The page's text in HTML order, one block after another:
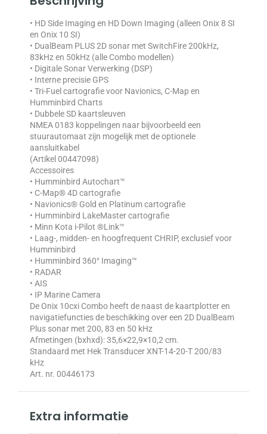
• HD Side Imaging en HD Down Imaging (alleen Onix 8 SI
en Onix 10 SI)
• DualBeam PLUS 2D sonar met SwitchFire 200kHz,
83kHz en 50kHz (alle Combo modellen)
• Digitale Sonar Verwerking (DSP)
• Interne precisie GPS
• Tri-Fuel cartografie voor Navionics, C-Map en
Humminbird Charts
• Dubbele SD kaartsleuven
NMEA 0183 koppelingen naar bijvoorbeeld een
stuurautomaat zijn mogelijk met de optionele
aansluitkabel
(Artikel 00447098)
Accessoires
• Humminbird Autochart™
• C-Map® 4D cartografie
• Navionics® Gold en Platinum cartografie
• Humminbird LakeMaster cartografie
• Minn Kota i-Pilot ®Link™
• Laag-, midden- en hoogfrequent CHRIP, exclusief voor
Humminbird
• Humminbird 360° Imaging™
• RADAR
• AIS
• IP Marine Camera
De Onix 10cxi Combo heeft de naast de kaartplotter en
navigatiefuncties de beschikking over een 2D DualBeam
Plus sonar met 200, 83 en 50 kHz
Afmetingen (bxhxd): 35,6×22,9×10,2 cm.
Standaard met Hek Transducer XNT-14-20-T 200/83
kHz
Art. nr. 00446173
Extra informatie